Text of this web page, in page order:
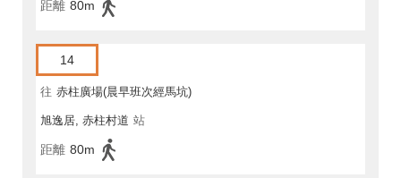
距離 80m
14
往 赤柱廣場(晨早班次經馬坑)
旭逸居, 赤柱村道 站
距離 80m